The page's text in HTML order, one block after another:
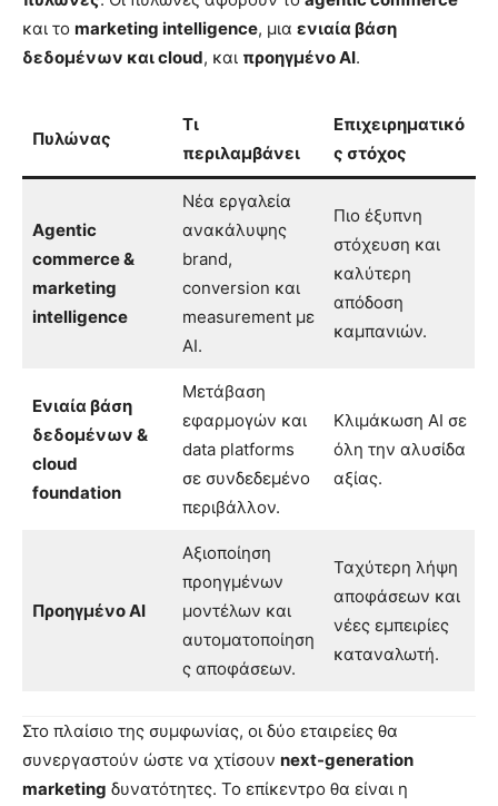
και το marketing intelligence, μια ενιαία βάση
δεδομένων και cloud, και προηγμένο AI.
Πυλώνας
Τι
περιλαμβάνει
Επιχειρηματικό
ς στόχος
Agentic
commerce &
marketing
intelligence
Νέα εργαλεία
ανακάλυψης
brand,
conversion και
measurement με
AI.
Πιο έξυπνη
στόχευση και
καλύτερη
απόδοση
καμπανιών.
Ενιαία βάση
δεδομένων &
cloud
foundation
Μετάβαση
εφαρμογών και
data platforms
σε συνδεδεμένο
περιβάλλον.
Κλιμάκωση AI σε
όλη την αλυσίδα
αξίας.
Προηγμένο AI
Αξιοποίηση
προηγμένων
μοντέλων και
αυτοματοποίηση
ς αποφάσεων.
Ταχύτερη λήψη
αποφάσεων και
νέες εμπειρίες
καταναλωτή.
Στο πλαίσιο της συμφωνίας, οι δύο εταιρείες θα
συνεργαστούν ώστε να χτίσουν next-generation
marketing δυνατότητες. Το επίκεντρο θα είναι η